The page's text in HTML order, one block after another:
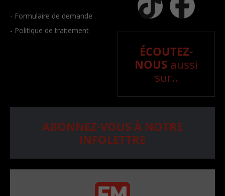
- Formulaire de demande
- Politique de traitement
ÉCOUTEZ-
NOUS aussi
sur..
ABONNEZ-VOUS À NOTRE
INFOLETTRE